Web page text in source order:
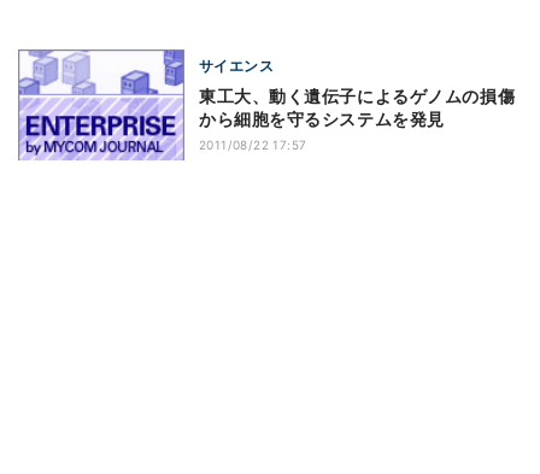
サイエンス
東工大、動く遺伝子によるゲノムの損傷
から細胞を守るシステムを発見
2011/08/22 17:57